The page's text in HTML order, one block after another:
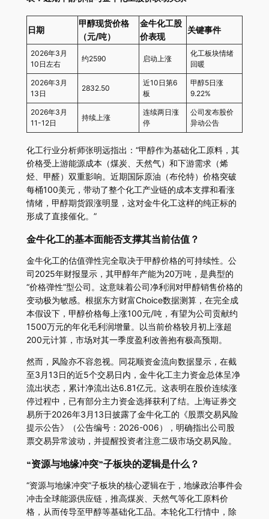
日期
甲醇现货价格
（元/吨）
金牛化工股
价表现
关键事件
2026年3月
10日左右
约2590 启动上涨
化工板块情绪
回暖
2026年3月
13日
2832.50
近10日第6
板
甲醇5日涨
9.22%
2026年3月
11-12日
持续上涨
连续两日涨
停
公司发布股价
异动公告
化工行业分析师张明远指出：“甲醇作为基础化工原料，其
价格受上游能源成本（煤炭、天然气）和下游需求（烯
烃、甲醛）双重影响。近期国际原油（布伦特）价格突破
每桶100美元，带动了整个化工产业链的成本支撑和看涨
情绪，甲醇期货跟涨明显，这对金牛化工这样的纯正标的
形成了直接催化。”
金牛化工的基本面能否支撑其当前估值？
金牛化工的估值弹性完全取决于甲醇价格的可持续性。公
司2025年财报显示，其甲醇年产能为20万吨，是典型的
“价格弹性”型公司。这意味着公司净利润对甲醇销售价格的
变动极为敏感。根据东方财富Choice数据测算，在完全成
本假设下，甲醇价格每上涨100元/吨，有望为公司贡献约
1500万元的年化毛利润增量。以当前价格较月初上涨超
200元计算，市场对其一季度盈利改善抱有极高预期。
然而，风险亦不容忽视。同花顺资金流向数据显示，在截
至3月13日的近5个交易日内，金牛化工主力资金总体呈净
流出状态，累计净流出达6.81亿元。这表明在股价连续涨
停过程中，已有部分主力资金选择获利了结。上海证券交
易所于2026年3月13日披露了金牛化工的《股票交易风险
提示公告》（公告编号：2026-006），明确指出公司股
票交易异常波动，并提醒投资者注意二级市场交易风险。
“资源与地缘冲突”子板块的逻辑是什么？
“资源与地缘冲突”子板块的核心逻辑在于，地缘政治事件会
冲击全球能源供应链，推高煤炭、天然气等化工原料价
格，从而传导至甲醇等基础化工品。本轮化工行情中，除